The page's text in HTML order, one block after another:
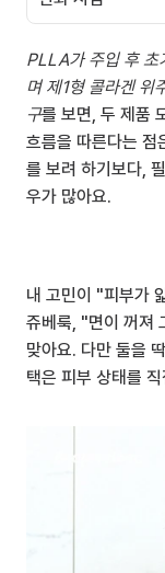
PLLA가 주입 후 초
며 제1형 콜라겐 위
구를 보면, 두 제품
흐름을 따른다는 점
를 보려 하기보다,
우가 많아요.
내 고민이 "피부가
쥬베룩, "면이 꺼져
맞아요. 다만 둘을
택은 피부 상태를